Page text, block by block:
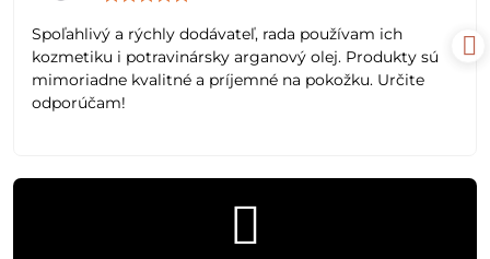
5
Spoľahlivý a rýchly dodávateľ, rada používam ich
kozmetiku i potravinársky arganový olej. Produkty sú
mimoriadne kvalitné a príjemné na pokožku. Určite
odporúčam!